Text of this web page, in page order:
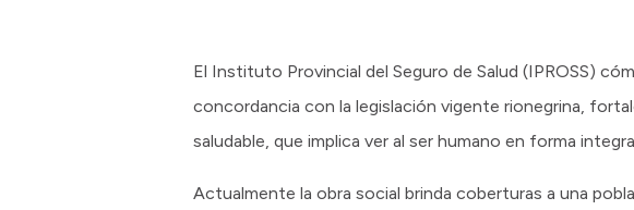
El Instituto Provincial del Seguro de Salud (IPROSS)
concordancia con la legislación vigente rionegrina,
saludable, que implica ver al ser humano en forma
Actualmente la obra social brinda coberturas a una